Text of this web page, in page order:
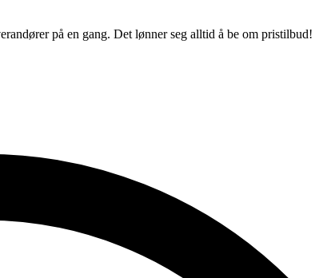
på en gang. Det lønner seg alltid å be om pristilbud!